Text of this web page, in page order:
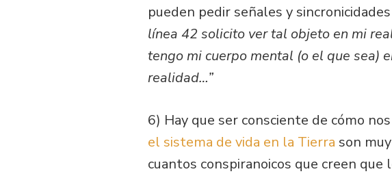
pueden pedir señales y
línea 42 solicito ver tal objeto en mi
tengo mi cuerpo mental (o el que sea)
realidad…”
6) Hay que ser consciente de cómo
el sistema de vida en la Tierra son
cuantos conspiranoicos que creen